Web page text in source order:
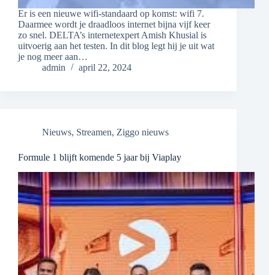
Er is een nieuwe wifi-standaard op komst: wifi 7.
Daarmee wordt je draadloos internet bijna vijf keer
zo snel. DELTA’s internetexpert Amish Khusial is
uitvoerig aan het testen. In dit blog legt hij je uit wat
je nog meer aan…
admin
april 22, 2024
Nieuws, Streamen, Ziggo nieuws
Formule 1 blijft komende 5 jaar bij Viaplay